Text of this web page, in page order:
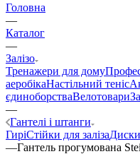
Головна
—
Каталог
—
Залізо
Тренажери для дому
аеробікаНастільний теніс
єдиноборстваВелотовари
—
Гантелі і штанги
ГиріСтійки для заліза
—Гантель прогумована